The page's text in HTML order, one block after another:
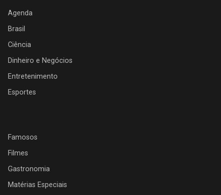
Agenda
Brasil
Ciência
Dinheiro e Negócios
Entretenimento
Esportes
Famosos
Filmes
Gastronomia
Matérias Especiais